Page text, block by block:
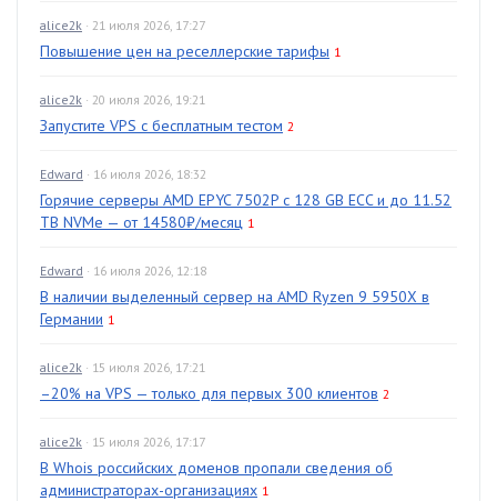
alice2k · 21 июля 2026, 17:27
Повышение цен на реселлерские тарифы 1
alice2k · 20 июля 2026, 19:21
Запустите VPS с бесплатным тестом 2
Edward · 16 июля 2026, 18:32
Горячие серверы AMD EPYC 7502P с 128 GB ECC и до 11.52
TB NVMe — от 14580₽/месяц 1
Edward · 16 июля 2026, 12:18
В наличии выделенный сервер на AMD Ryzen 9 5950X в
Германии 1
alice2k · 15 июля 2026, 17:21
–20% на VPS — только для первых 300 клиентов 2
alice2k · 15 июля 2026, 17:17
В Whois российских доменов пропали сведения об
администраторах-организациях 1